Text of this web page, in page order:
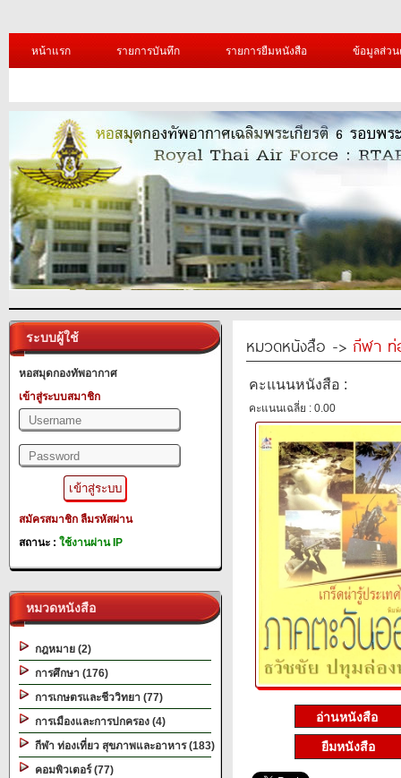
หน้าแรก รายการบันทึก รายการยืมหนังสือ ข้อมูลส่ว
ระบบผู้ใช้
หอสมุดกองทัพอากาศ
เข้าสู่ระบบสมาชิก
สมัครสมาชิก ลืมรหัสผ่าน
สถานะ : ใช้งานผ่าน IP
หมวดหนังสือ
กฎหมาย (2)
การศึกษา (176)
การเกษตรและชีววิทยา (77)
การเมืองและการปกครอง (4)
กีฬา ท่องเที่ยว สุขภาพและอาหาร (183)
คอมพิวเตอร์ (77)
หมวดหนังสือ -> กีฬา ท่
คะแนนหนังสือ :
คะแนนเฉลี่ย : 0.00
ยืมหนังสือ